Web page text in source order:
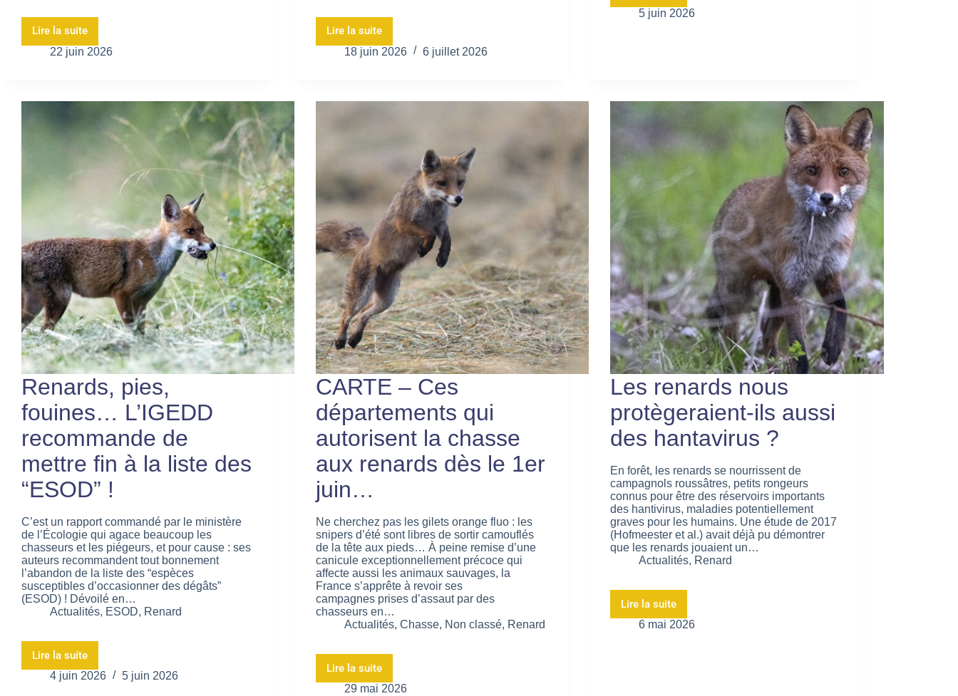
Lire la suite
22 juin 2026
Lire la suite
18 juin 2026 6 juillet 2026
5 juin 2026
Renards, pies,
fouines… L’IGEDD
recommande de
mettre fin à la liste des
“ESOD” !
C’est un rapport commandé par le ministère
de l’Écologie qui agace beaucoup les
chasseurs et les piégeurs, et pour cause : ses
auteurs recommandent tout bonnement
l’abandon de la liste des “espèces
susceptibles d’occasionner des dégâts”
(ESOD) ! Dévoilé en…
Actualités, ESOD, Renard
Lire la suite
4 juin 2026 5 juin 2026
CARTE – Ces
départements qui
autorisent la chasse
aux renards dès le 1er
juin…
Ne cherchez pas les gilets orange fluo : les
snipers d’été sont libres de sortir camouflés
de la tête aux pieds… À peine remise d’une
canicule exceptionnellement précoce qui
affecte aussi les animaux sauvages, la
France s’apprête à revoir ses
campagnes prises d’assaut par des
chasseurs en…
Actualités,Chasse, Non classé, Renard
Lire la suite
29 mai 2026
Les renards nous
protègeraient-ils aussi
des hantavirus ?
En forêt, les renards se nourrissent de
campagnols roussâtres, petits rongeurs
connus pour être des réservoirs importants
des hantivirus, maladies potentiellement
graves pour les humains. Une étude de 2017
(Hofmeester et al.) avait déjà pu démontrer
que les renards jouaient un…
Actualités, Renard
Lire la suite
6 mai 2026